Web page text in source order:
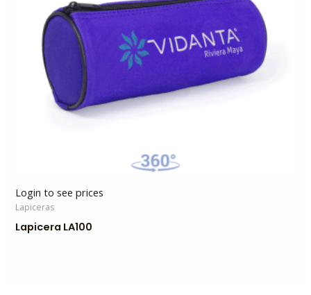
Login to see prices
Lapiceras
Lapicera LA100